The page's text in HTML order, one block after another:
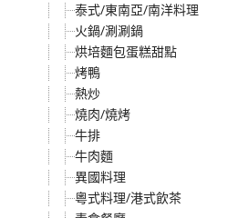
泰式/東南亞/南洋料理
火鍋/涮涮鍋
烘培麵包蛋糕甜點
烤鴨
熱炒
燒肉/燒烤
牛排
牛肉麵
異國料理
粵式料理/港式飲茶